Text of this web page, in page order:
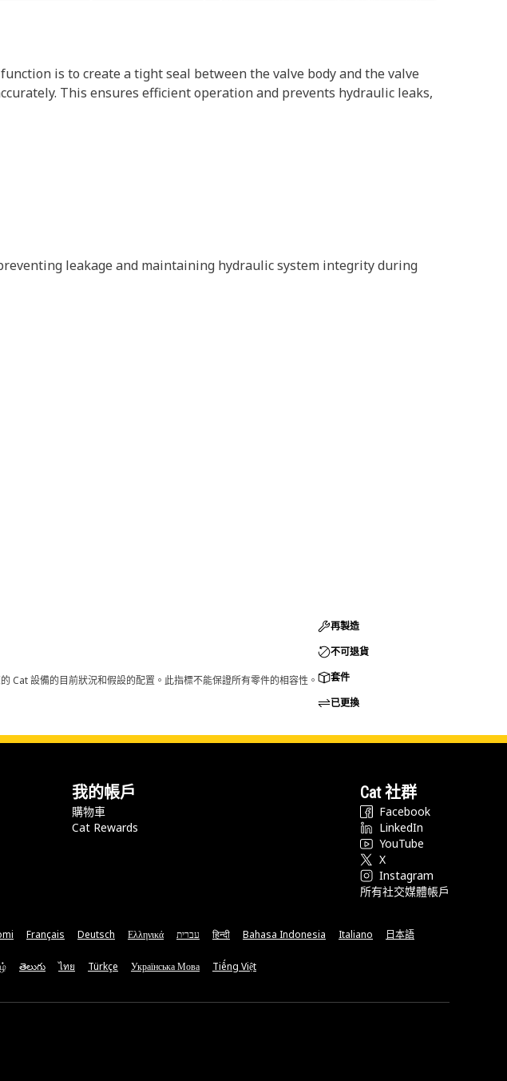
is to create a tight seal between the valve body and the valve
This ensures efficient operation and prevents hydraulic leaks,
leakage and maintaining hydraulic system integrity during
Cat 設備的目前狀況和假設的配置。此指標不能保證所有零件的相容性。
再製造
不可退貨
套件
已更換
我的帳戶
購物車
Cat Rewards
Cat 社群
Facebook
LinkedIn
YouTube
X
Instagram
所有社交媒體帳戶
Français Deutsch Ελληνικά עברית हिन्दी Bahasa Indonesia Italiano 日本語
తెలుగు ไทย Türkçe Українська Мова Tiếng Việt